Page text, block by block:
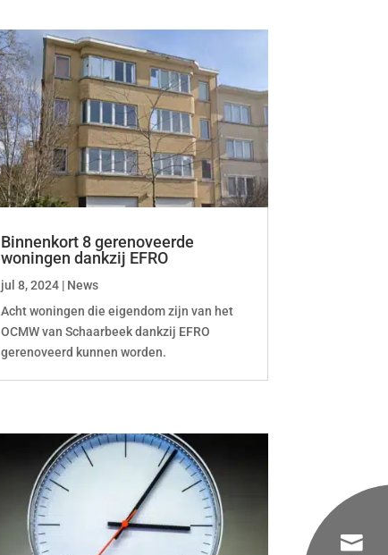
Binnenkort 8 gerenoveerde
woningen dankzij EFRO
jul 8, 2024| News
Acht woningen die eigendom zijn van het
OCMW van Schaarbeek dankzij EFRO
gerenoveerd kunnen worden.
